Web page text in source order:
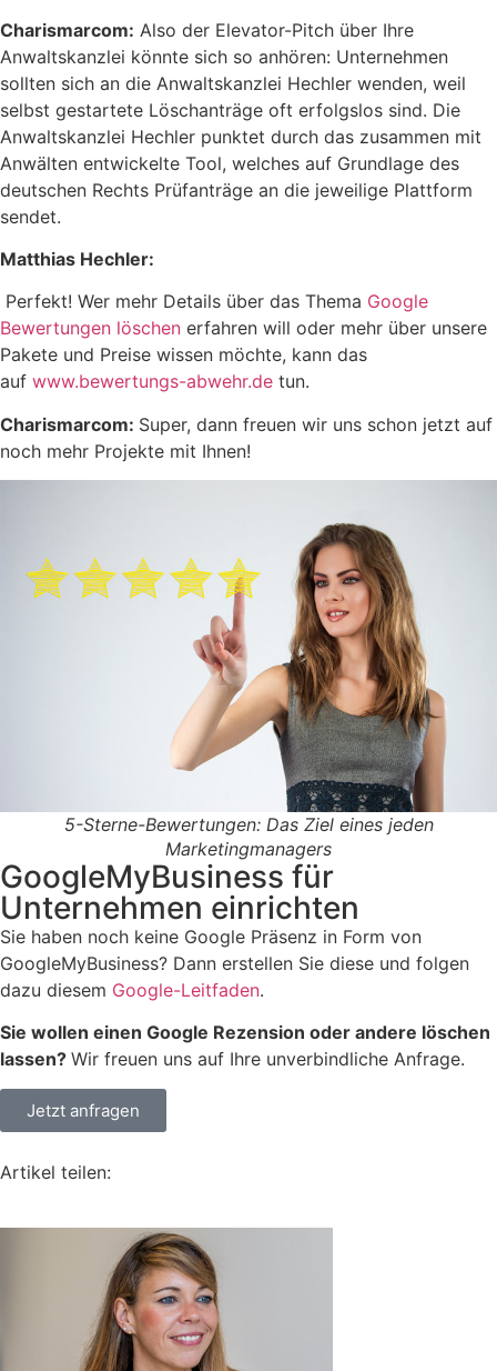
Charismarcom: Also der Elevator-Pitch über Ihre
Anwaltskanzlei könnte sich so anhören: Unternehmen
sollten sich an die Anwaltskanzlei Hechler wenden, weil
selbst gestartete Löschanträge oft erfolgslos sind. Die
Anwaltskanzlei Hechler punktet durch das zusammen mit
Anwälten entwickelte Tool, welches auf Grundlage des
deutschen Rechts Prüfanträge an die jeweilige Plattform
sendet.
Matthias Hechler:
Perfekt! Wer mehr Details über das Thema Google
Bewertungen löschen erfahren will oder mehr über unsere
Pakete und Preise wissen möchte, kann das
auf www.bewertungs-abwehr.de tun.
Charismarcom: Super, dann freuen wir uns schon jetzt auf
noch mehr Projekte mit Ihnen!
5-Sterne-Bewertungen: Das Ziel eines jeden
Marketingmanagers
GoogleMyBusiness für
Unternehmen einrichten
Sie haben noch keine Google Präsenz in Form von
GoogleMyBusiness? Dann erstellen Sie diese und folgen
dazu diesem Google-Leitfaden.
Sie wollen einen Google Rezension oder andere löschen
lassen? Wir freuen uns auf Ihre unverbindliche Anfrage.
Jetzt anfragen
Artikel teilen: